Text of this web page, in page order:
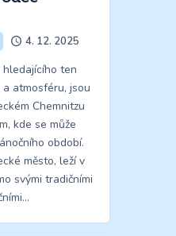
4. 12. 2025
ten
atmosféru, jsou
Chemnitzu
kde se může
období.
město, leží v
svými tradičními